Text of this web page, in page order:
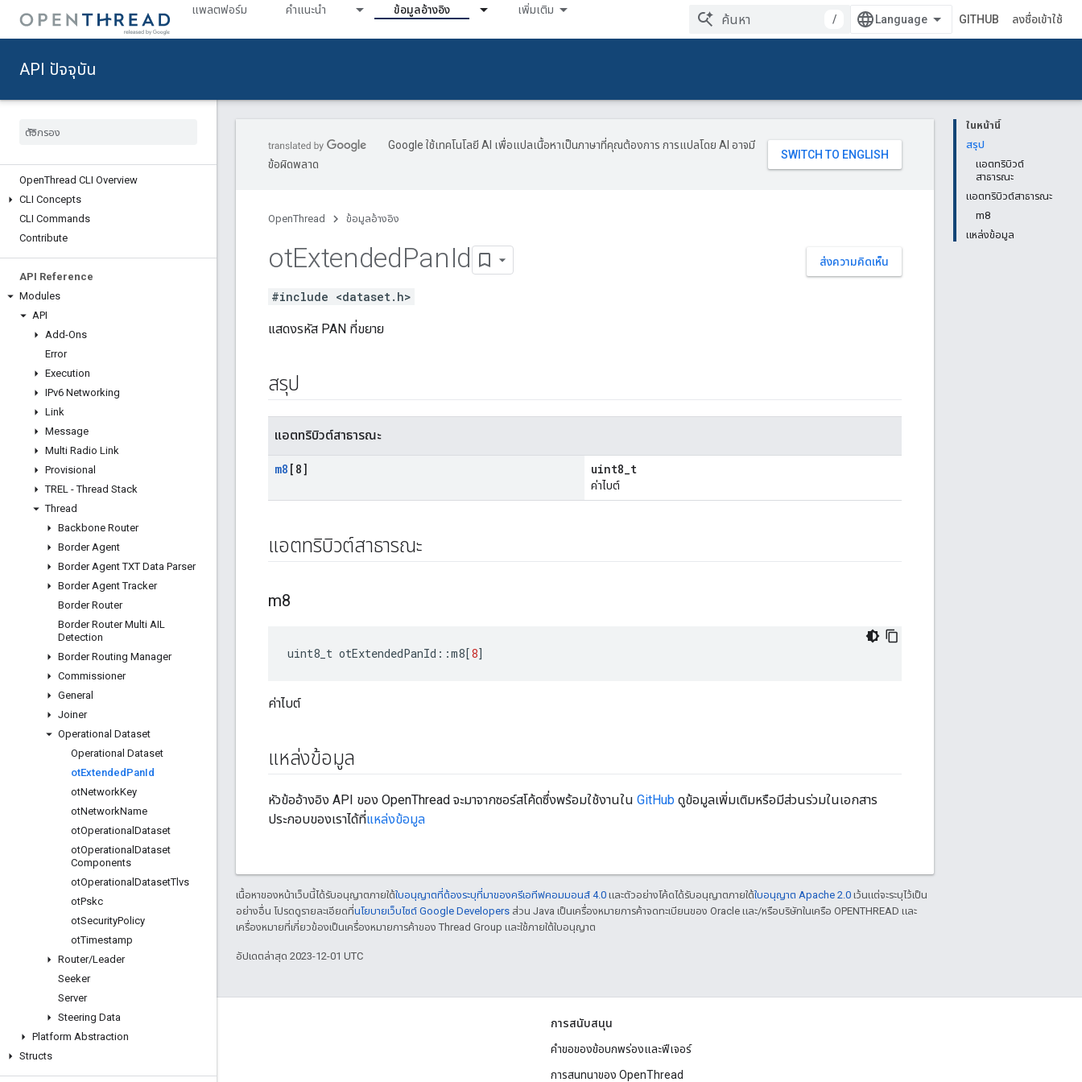
แพลตฟอร์ม คำแนะนำ ข้อมูลอ้างอิง เพิ่มเติม
/ GITHUB ลงชื่อเข้าใช้
API ปัจจุบัน
API Updates
OpenThread CLI Overview
CLI Concepts
CLI Commands
Contribute
API Reference
Modules
API
Add-Ons
Error
Execution
IPv6 Networking
Link
Message
Multi Radio Link
Provisional
TREL - Thread Stack
Thread
Backbone Router
Border Agent
Border Agent TXT Data Parser
Border Agent Tracker
Border Router
Border Router Multi AIL
Detection
Border Routing Manager
Commissioner
General
Joiner
Operational Dataset
Operational Dataset
otExtended PanId
otNetworkKey
otNetworkName
otOperational Dataset
otOperational Dataset
Components
otOperational DatasetTlvs
otPskc
otSecurityPolicy
otTimestamp
Router/Leader
Seeker
Server
Steering Data
Platform Abstraction
Structs
ในหน้านี้
สรุป
แอตทริบิวต์
สาธารณะ
แอตทริบิวต์สาธารณะ
m8
แหล่งข้อมูล
Google ใช้เทคโนโลยี AI เพื่อแปลเนื้อหาเป็นภาษาที่คุณต้องการ การแปลโดย AI อาจมี
ข้อผิดพลาด
OpenThread ข้อมูลอ้างอิง
ส่งความคิดเห็น
otExtendedPanId
#include <dataset.h>
แสดงรหัส PAN ที่ขยาย
สรุป
แอตทริบิวต์สาธารณะ
m8 [8] uint8_t
ค่าไบต์
แอตทริบิวต์สาธารณะ
m8
uint8_t otExtendedPanId ::m8[8]
ค่าไบต์
แหล่งข้อมูล
หัวข้ออ้างอิง API ของ OpenThread จะมาจากซอร์สโค้ดซึ่งพร้อมใช้งานใน GitHub ดูข้อมูลเพิ่มเติมหรือมีส่วนร่วมในเอกสาร
ประกอบของเราได้ที่แหล่งข้อมูล
เนื้อหาของหน้าเว็บนี้ได้รับอนุญาตภายใต้ใบอนุญาตที่ต้องระบุที่มาของครีเอทีฟคอมมอนส์ 4.0 และตัวอย่างโค้ดได้รับอนุญาตภายใต้ใบอนุญาต Apache 2.0 เว้นแต่จะระบุไว้เป็น
อย่างอื่น โปรดดูรายละเอียดที่นโยบายเว็บไซต์ Google Developers ส่วน Java เป็นเครื่องหมายการค้าจดทะเบียนของ Oracle และ/หรือบริษัทในเครือ OPENTHREAD และ
เครื่องหมายที่เกี่ยวข้องเป็นเครื่องหมายการค้าของ Thread Group และใช้ภายใต้ใบอนุญาต
อัปเดตล่าสุด 2023-12-01 UTC
GitHub
Border Router
การสนับสนุน
คำขอของข้อบกพร่องและฟีเจอร์
การสนทนาของ OpenThread